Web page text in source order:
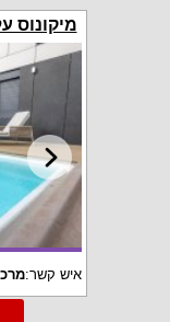
מיקונוס
איש קשר: